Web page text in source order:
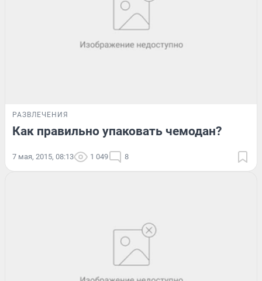
РАЗВЛЕЧЕНИЯ
Как правильно упаковать чемодан?
7 мая, 2015, 08:13 1 049 8